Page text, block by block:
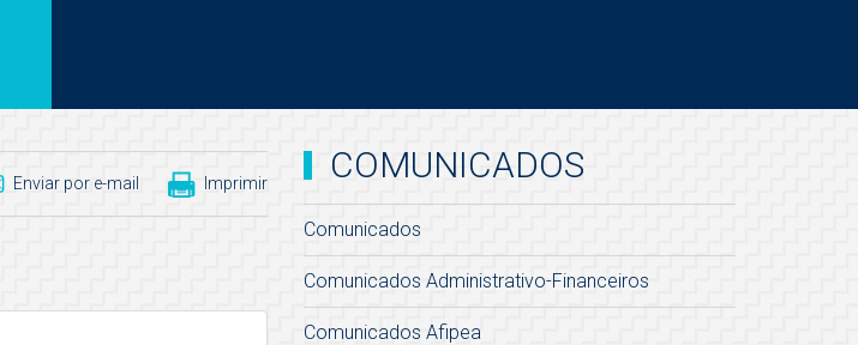
Enviar por e-mail Imprimir COMUNICADOS
Comunicados
Comunicados Administrativo-Financeiros
Comunicados Afipea